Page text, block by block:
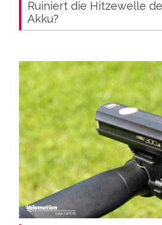
Ruiniert die Hitzewelle
Akku?